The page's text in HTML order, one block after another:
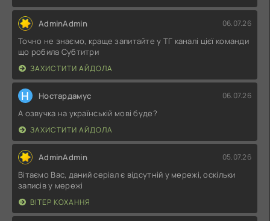
AdminAdmin 06.07.26
Точно не знаємо, краще запитайте у ТГ каналі цієї команди
що робила Субтитри
ЗАХИСТИТИ АЙДОЛА
Н Ностардамус 06.07.26
А озвучка на українській мові буде?
ЗАХИСТИТИ АЙДОЛА
AdminAdmin 05.07.26
Вітаємо Вас, даний серіал є відсутній у мережі, оскільки
записів у мережі
ВІТЕР КОХАННЯ